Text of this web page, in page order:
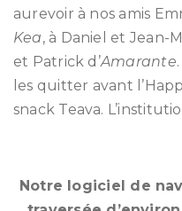
aurevoir à nos amis
Kea, à Daniel et Jean-
et Patrick d’Amarante
les quitter avant
snack Teava.
Notre logiciel de